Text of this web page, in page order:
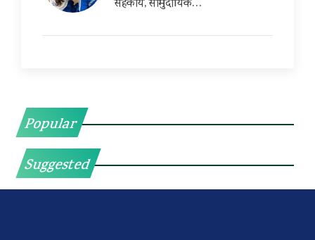
सहकार्य, सामुदायिक…
Popular
Suggested